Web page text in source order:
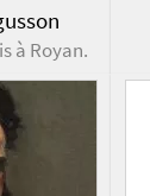
à Royan.